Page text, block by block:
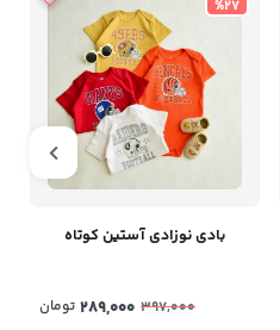
%27
بادی نوزادی آستین کوتاه
397,000
289,000 تومان